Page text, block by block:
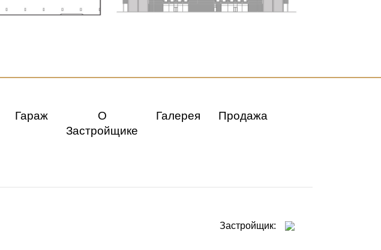
Гараж
О
Застройщике
Галерея Продажа
Застройщик: